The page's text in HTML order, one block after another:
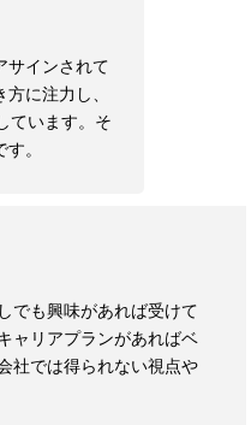
サインされて
に注力し、
ています。そ
。
でも興味があれば受けて
ャリアプランがあればベ
社では得られない視点や